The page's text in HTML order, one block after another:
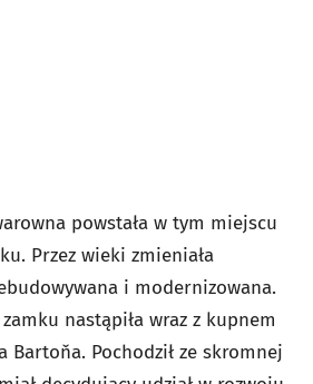
powstała w tym miejscu
Przez wieki zmieniała
i modernizowana.
nastąpiła wraz z kupnem
Bartoňa. Pochodził ze skromnej